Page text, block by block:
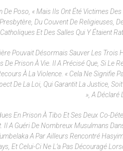
De Poso, « Mais Ils Ont Été Victimes
Du Couvent De Religieuses,
Catholiques Et Des Salles Qui Y Étaient
Pouvait Désormais Sauver Les Trois
Prison À Vie. Il A Précisé Que, Si Le
À La Violence. « Cela Ne Signifie
De La Loi, Qui Garantit La Justice,
», A Déclaré
En Prison À Tibo Et Ses Deux Co-
Il A Guéri De Nombreux Musulmans
A Par Ailleurs Rencontré
Et Celui-Ci Ne L’a Pas Découragé